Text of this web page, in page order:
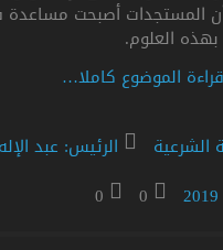
المستجدات أصبحت
العلوم.
الموضوع كاملا…
الشرعية
الرئيس: عبد
0
0